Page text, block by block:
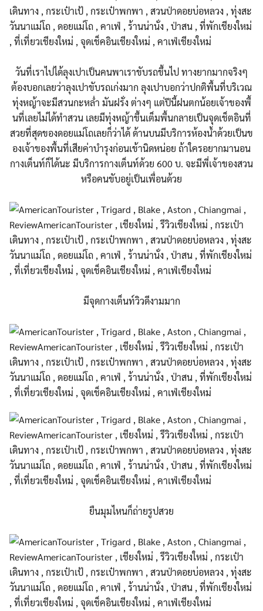
วันที่เราไปได้ลุงเปาเป็นคนพาเราขับรถขึ้นไป ทางยากมากจริงๆ
ต้องบอกเลยว่าลุงเปาขับรถเก่งมาก ลุงเปาบอกว่าปกติพื้นที่บริเวณ
ทุ่งหญ้าจะมีสวนกะหล่ำ มันฝรั่ง ต่างๆ แต่ปีนี้ฝนตกน้อยเจ้าของพื้
นที่เลยไม่ได้ทำสวน เลยมีทุ่งหญ้าขึ้นเต็มพื้นกลายเป็นจุดเช็ตอินที่
สวยที่สุดของดอยแม่โถเลยก็ว่าได้ ด้านบนมีบริการห้องน้ำด้วยเป็นข
องเจ้าของพื้นที่เสียค่าบำรุงก่อนเข้านิดหน่อย ถ้าใครอยากมานอน
กางเต็นท์ก็ได้นะ มีบริการกางเต็นท์ด้วย 600 บ. จะมีพี่เจ้าของสวน
หรือคนขับอยู่เป็นเพื่อนด้วย
มีจุดกางเต็นท์วิวดีงามมาก
ยืนมุมไหนก็ถ่ายรูปสวย